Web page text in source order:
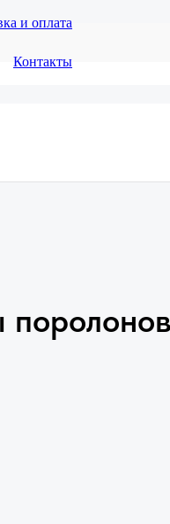
и оплата
Контакты
414